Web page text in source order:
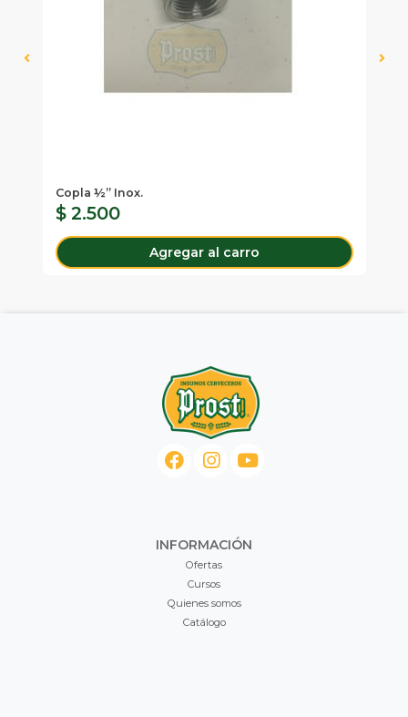
Copla ½” Inox.
$ 2.500
Agregar al carro
INFORMACIÓN
Ofertas
Cursos
Quienes somos
Catálogo